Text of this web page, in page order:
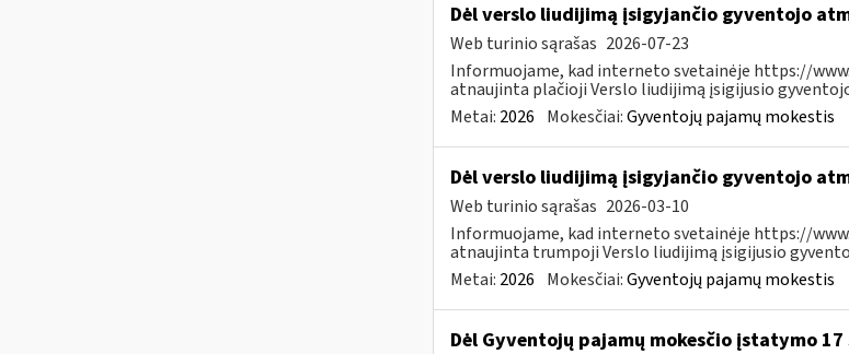
Dėl verslo liudijimą įsigyjančio gyventojo
Web turinio sąrašas 2026-07-23
Informuojame, kad interneto svetainėje https://
atnaujinta plačioji Verslo liudijimą įsigijusio
Metai: 2026 Mokesčiai:Gyventojų pajamų mokestis
Dėl verslo liudijimą įsigyjančio gyventojo
Web turinio sąrašas 2026-03-10
Informuojame, kad interneto svetainėje https://
atnaujinta trumpoji Verslo liudijimą įsigijusio
Metai: 2026 Mokesčiai:Gyventojų pajamų mokestis
Dėl Gyventojų pajamų mokesčio įstatymo